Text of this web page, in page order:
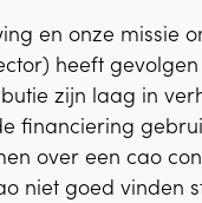
en onze missie
heeft
zijn laag in
financiering
over een cao
niet goed vinden